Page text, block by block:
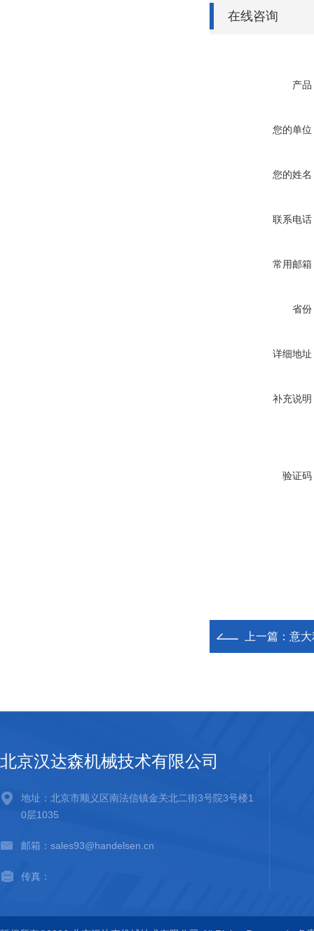
在线咨询
产品
您的单位
您的姓名
联系电话
常用邮箱
省份
详细地址
补充说明
验证码
上一篇： 意
北京汉达森机械技术有限公司
地址：北京市顺义区南法信镇金关北二街3号院3号楼1
0层1035
邮箱：sales93@handelsen.cn
传真：